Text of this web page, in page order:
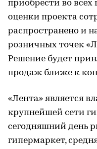
приобрести во всех
оценки проекта
распространено и
розничных точек
Решение будет
продаж ближе к
«Лента» является
крупнейшей сети
сегодняшний день
гипермаркет,